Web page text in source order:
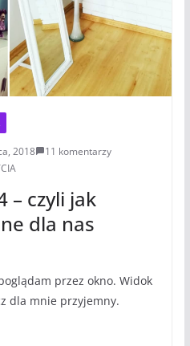
2018
11 komentarzy
– czyli jak
dla nas
przez okno. Widok
dla mnie przyjemny.